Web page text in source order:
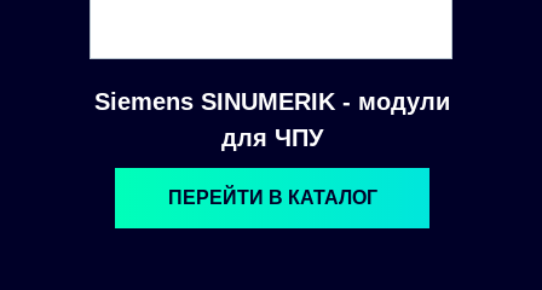
Siemens SINUMERIK - модули
для ЧПУ
ПЕРЕЙТИ В КАТАЛОГ